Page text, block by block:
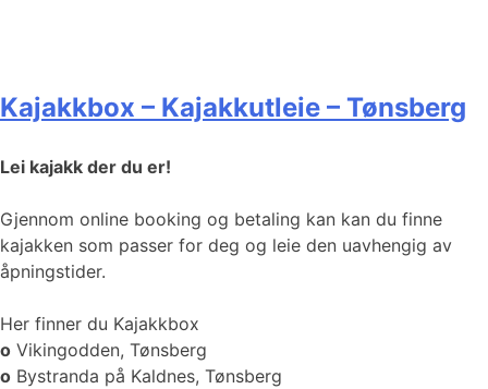
Kajakkbox – Kajakkutleie – Tønsberg
Lei kajakk der du er!
Gjennom online booking og betaling kan kan du finne
kajakken som passer for deg og leie den uavhengig av
åpningstider.
Her finner du Kajakkbox
o Vikingodden, Tønsberg
o Bystranda på Kaldnes, Tønsberg